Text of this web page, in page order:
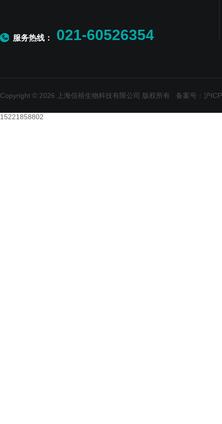
服务热线： 021-60526354
Copyright © 2026 上海信裕生物科技有限公司 版权所有 备案号：沪
15221858802